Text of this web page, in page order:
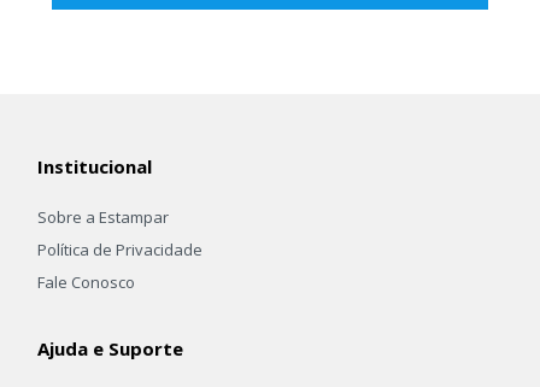
Institucional
Sobre a Estampar
Política de Privacidade
Fale Conosco
Ajuda e Suporte